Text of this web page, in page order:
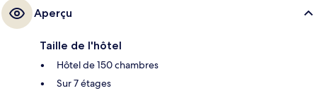
Aperçu
Taille de l'hôtel
Hôtel de 150 chambres
Sur 7 étages